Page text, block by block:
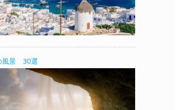
風景 30選